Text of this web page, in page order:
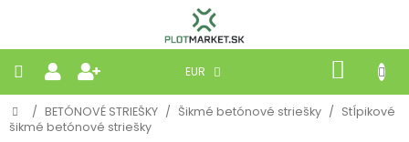
EUR
KOŠÍK
PLETIVÁ
Domov
/ BETÓNOVÉ STRIEŠKY / Šikmé betónové striešky / Stĺpikové
šikmé betónové striešky